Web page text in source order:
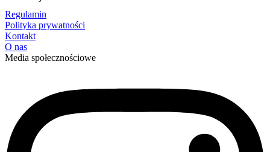
Regulamin
Polityka prywatności
Kontakt
O nas
Media społecznościowe